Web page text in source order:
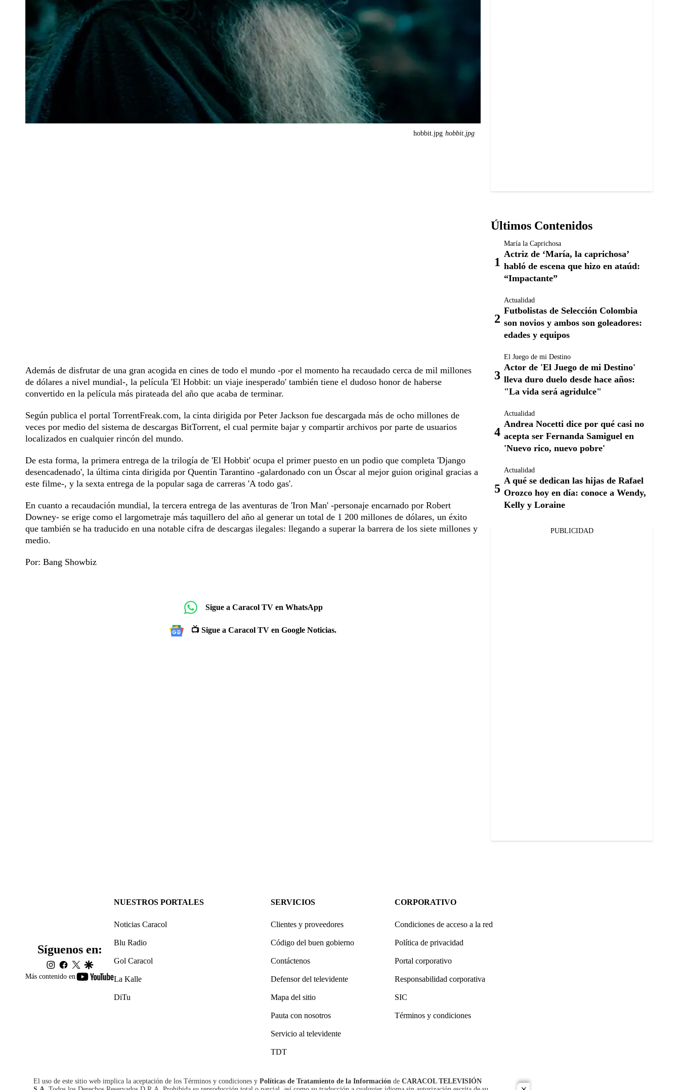
hobbit.jpg hobbit.jpg
Además de disfrutar de una gran acogida en cines de todo el mundo -por el momento ha recaudado cerca de mil millones
de dólares a nivel mundial-, la película 'El Hobbit: un viaje inesperado' también tiene el dudoso honor de haberse
convertido en la película más pirateada del año que acaba de terminar.
Según publica el portal TorrentFreak.com, la cinta dirigida por Peter Jackson fue descargada más de ocho millones de
veces por medio del sistema de descargas BitTorrent, el cual permite bajar y compartir archivos por parte de usuarios
localizados en cualquier rincón del mundo.
De esta forma, la primera entrega de la trilogía de 'El Hobbit' ocupa el primer puesto en un podio que completa 'Django
desencadenado', la última cinta dirigida por Quentin Tarantino -galardonado con un Óscar al mejor guion original gracias a
este filme-, y la sexta entrega de la popular saga de carreras 'A todo gas'.
En cuanto a recaudación mundial, la tercera entrega de las aventuras de 'Iron Man' -personaje encarnado por Robert
Downey- se erige como el largometraje más taquillero del año al generar un total de 1 200 millones de dólares, un éxito
que también se ha traducido en una notable cifra de descargas ilegales: llegando a superar la barrera de los siete millones y
medio.
Por: Bang Showbiz
Sigue a Caracol TV en WhatsApp
📺 Sigue a Caracol TV en Google Noticias.
Últimos Contenidos
María la Caprichosa
Actriz de ‘María, la caprichosa’
habló de escena que hizo en ataúd:
“Impactante”
Actualidad
Futbolistas de Selección Colombia
son novios y ambos son goleadores:
edades y equipos
El Juego de mi Destino
Actor de 'El Juego de mi Destino'
lleva duro duelo desde hace años:
"La vida será agridulce"
Actualidad
Andrea Nocetti dice por qué casi no
acepta ser Fernanda Samiguel en
'Nuevo rico, nuevo pobre'
Actualidad
A qué se dedican las hijas de Rafael
Orozco hoy en día: conoce a Wendy,
Kelly y Loraine
PUBLICIDAD
Más contenido en
youtube-
Síguenos en:
instagram
facebook
twittergoogle
NUESTROS PORTALES
Noticias Caracol
Blu Radio
Gol Caracol
La Kalle
DiTu
SERVICIOS
Clientes y proveedores
Código del buen gobierno
Contáctenos
Defensor del televidente
Mapa del sitio
Pauta con nosotros
Servicio al televidente
TDT
CORPORATIVO
Condiciones de acceso a la red
Política de privacidad
Portal corporativo
Responsabilidad corporativa
SIC
Términos y condiciones
El uso de este sitio web implica la aceptación de los Términos y condiciones y Políticas de Tratamiento de la Información de CARACOL TELEVISIÓN